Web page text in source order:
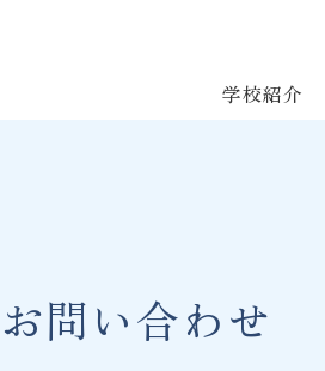
学校紹介
お問い合わせ